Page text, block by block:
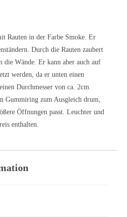
Rauten in der Farbe Smoke. Er
Durch die Rauten zaubert
die Wände. Er kann aber auch auf
werden, da er unten einen
Durchmesser von ca. 2cm.
Gummiring zum Ausgleich drum,
Öffnungen passt. Leuchter und
enthalten.